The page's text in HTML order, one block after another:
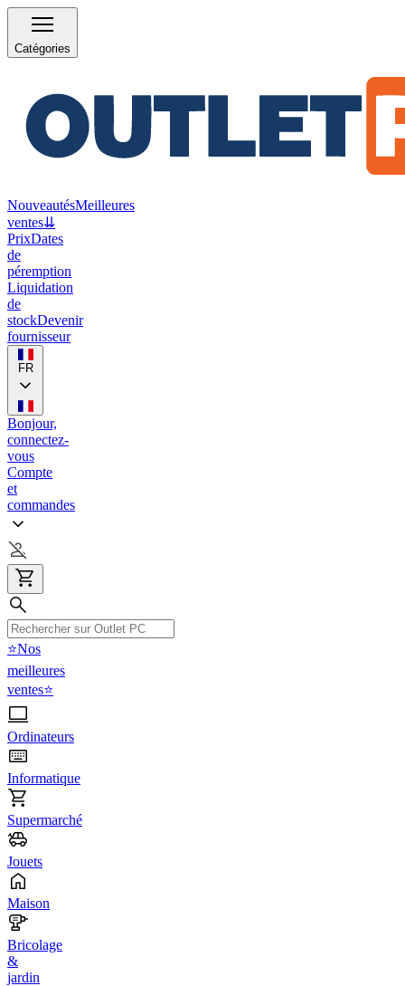
Catégories
NouveautésMeilleures
ventes⇊
PrixDates
de
péremption
Liquidation
de
stockDevenir
fournisseur
FR
Bonjour,
connectez-
vous
Compte
et
commandes
⭐Nos
meilleures
ventes⭐
Ordinateurs
Informatique
Supermarché
Jouets
Maison
Bricolage
&
jardin